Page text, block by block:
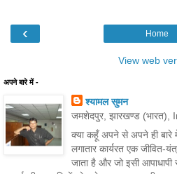
‹ Home
View web
अपने बारे में -
श्यामल सुमन
जमशेदपुर, झारखण्ड (भारत),
क्या कहूँ अपने से अपने ही बारे
लगातार कार्यरत एक जीवित-
जाता है और जो इसी